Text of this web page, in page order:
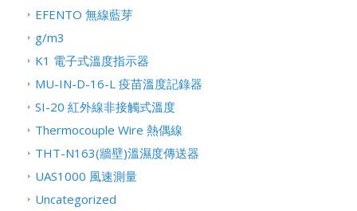
EFENTO 無線藍芽
g/m3
K1 電子式溫度指示器
MU-IN-D-16-L 疫苗溫度記錄器
SI-20 紅外線非接觸式溫度
Thermocouple Wire 熱偶線
THT-N163(牆壁)溫濕度傳送器
UAS1000 風速測量
Uncategorized